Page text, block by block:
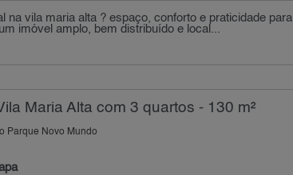
na vila maria alta ? espaço, conforto e praticidade para
imóvel amplo, bem distribuído e local...
Maria Alta com 3 quartos - 130 m²
Parque Novo Mundo